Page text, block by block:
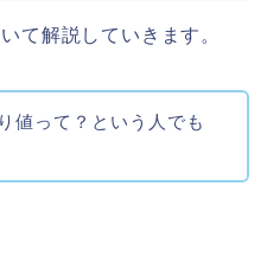
て解説していきます。
値って？という人でも